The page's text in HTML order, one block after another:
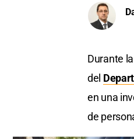
Durante
del
en una
de